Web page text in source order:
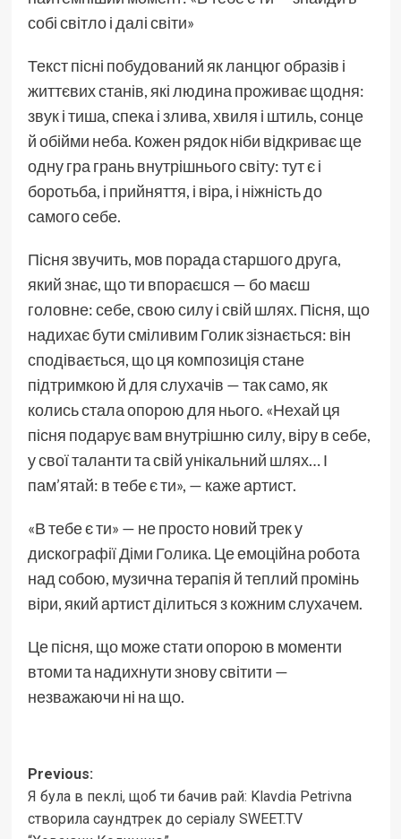
собі світло і далі світи»
Текст пісні побудований як ланцюг образів і
життєвих станів, які людина проживає щодня:
звук і тиша, спека і злива, хвиля і штиль, сонце
й обійми неба. Кожен рядок ніби відкриває ще
одну гра грань внутрішнього світу: тут є і
боротьба, і прийняття, і віра, і ніжність до
самого себе.
Пісня звучить, мов порада старшого друга,
який знає, що ти впораєшся — бо маєш
головне: себе, свою силу і свій шлях. Пісня, що
надихає бути сміливим Голик зізнається: він
сподівається, що ця композиція стане
підтримкою й для слухачів — так само, як
колись стала опорою для нього. «Нехай ця
пісня подарує вам внутрішню силу, віру в себе,
у свої таланти та свій унікальний шлях… І
пам’ятай: в тебе є ти», — каже артист.
«В тебе є ти» — не просто новий трек у
дискографіїДіми Голика. Це емоційна робота
над собою, музична терапія й теплий промінь
віри, який артист ділиться з кожним слухачем.
Це пісня, що може стати опорою в моменти
втоми та надихнути знову світити —
незважаючи ні на що.
Post
navigation
Previous:
Я була в пеклі, щоб ти бачив рай: Klavdia Petrivna
створила саундтрек до серіалу SWEET.TV